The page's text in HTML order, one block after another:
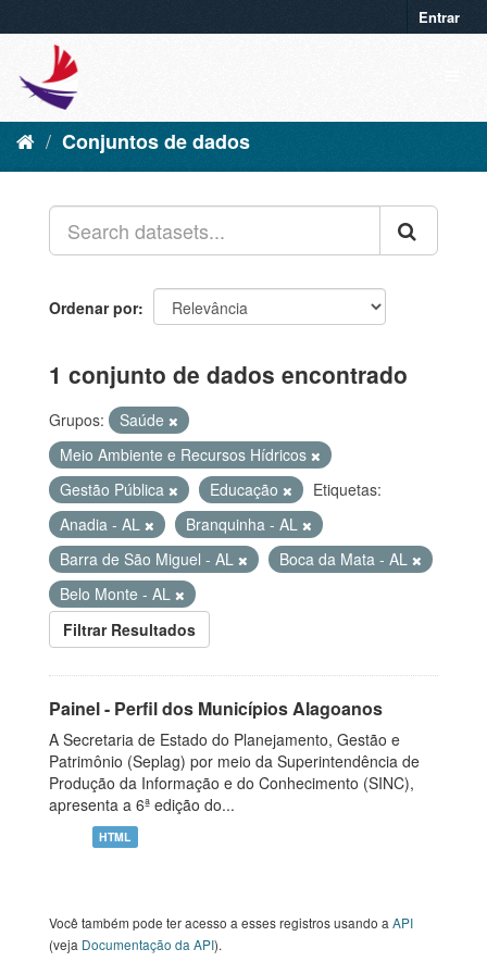
Entrar
Conjuntos de dados
Ordenar por
1 conjunto de dados encontrado
Grupos:
Saúde
Meio Ambiente e Recursos Hídricos
Gestão Pública
Educação
Etiquetas:
Anadia - AL
Branquinha - AL
Barra de São Miguel - AL
Boca da Mata - AL
Belo Monte - AL
Filtrar Resultados
Painel - Perfil dos Municípios Alagoanos
A Secretaria de Estado do Planejamento, Gestão e
Patrimônio (Seplag) por meio da Superintendência de
Produção da Informação e do Conhecimento (SINC),
apresenta a 6ª edição do...
HTML
Você também pode ter acesso a esses registros usando a API
(veja Documentação da API).